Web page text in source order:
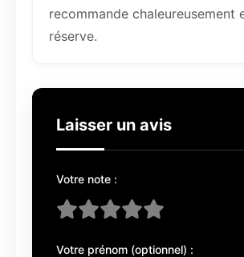
recommande chaleureusement
réserve.
Laisser un avis
Votre note :
Votre prénom (optionnel) :